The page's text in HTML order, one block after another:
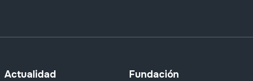
Actualidad Fundación